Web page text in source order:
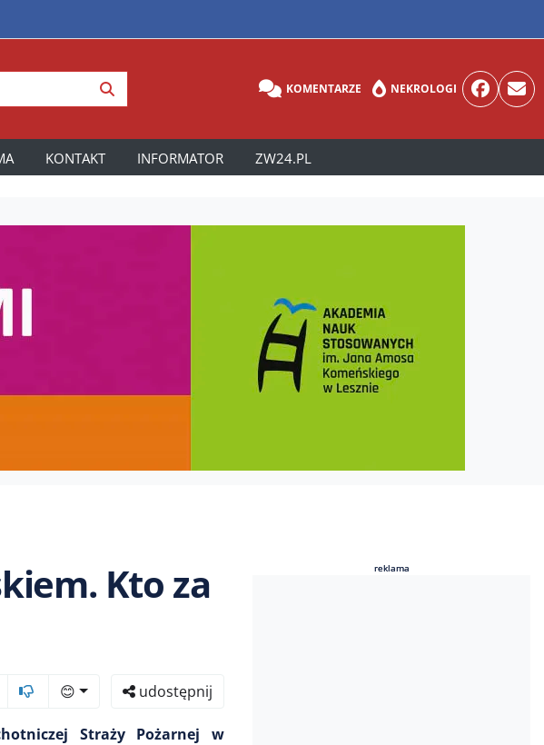
KOMENTARZE NEKROLOGI
KONTAKT INFORMATOR ZW24.PL
Kto za
😊 udostępnij
Straży Pożarnej w
reklama
reklama